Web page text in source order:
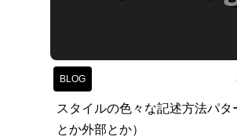
BLOG
スタイルの色々な記述方法パタ
とか外部とか）